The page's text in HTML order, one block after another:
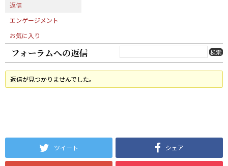
返信
エンゲージメント
お気に入り
フォーラムへの返信
返信が見つかりませんでした。
ツイート シェア